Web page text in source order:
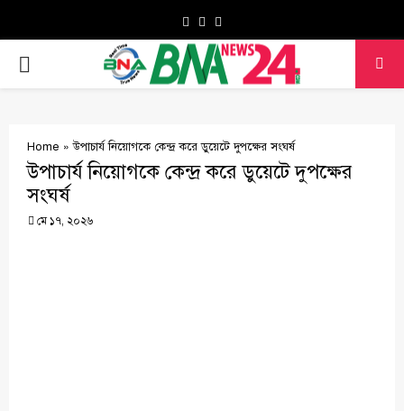
Facebook
Twitter
PRIMARY
Home »উপাচার্য নিয়োগকে কেন্দ্র করে ডুয়েটে দুপক্ষের সংঘর্ষ
উপাচার্য নিয়োগকে কেন্দ্র করে ডুয়েটে দুপক্ষের
সংঘর্ষ
মে ১৭, ২০২৬